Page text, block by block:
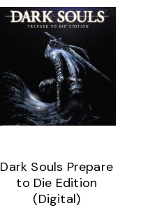
Dark Souls Prepare
to Die Edition
(Digital)